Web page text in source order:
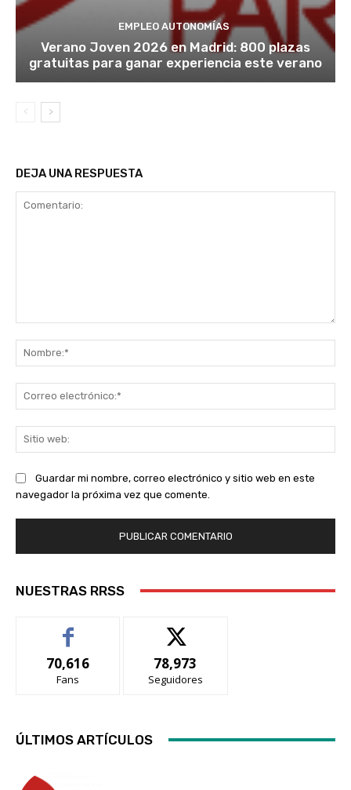
EMPLEO AUTONOMÍAS
Verano Joven 2026 en Madrid: 800 plazas
gratuitas para ganar experiencia este verano
DEJA UNA RESPUESTA
Guardar mi nombre, correo electrónico y sitio web en este
navegador la próxima vez que comente.
NUESTRAS RRSS
70,616
Fans
78,973
Seguidores
ÚLTIMOS ARTÍCULOS